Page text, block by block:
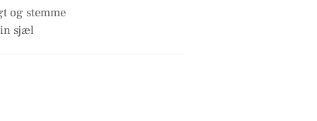
og stemme
sjæl